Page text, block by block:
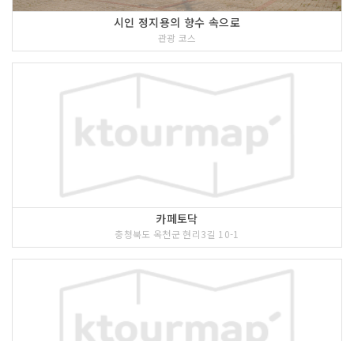
시인 정지용의 향수 속으로
관광 코스
카페토닥
충청북도 옥천군 현리3길 10-1